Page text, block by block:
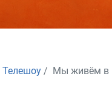
Телешоу Мы живём в